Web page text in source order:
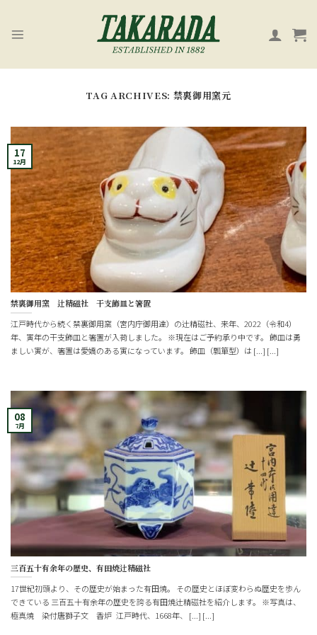
content
TAG ARCHIVES: 禁裏御用窯元
禁裏御用窯 辻精磁社 干支飾皿と箸置
江戸時代から続く禁裏御用窯（宮内庁御用達）の辻精磁社、来年、2022（令和4）
年、寅年の干支飾皿と箸置が入荷しました。 ※現在はご予約承り中です。 飾皿は勇
ましい寅が、箸置は愛嬌のある寅になっています。 飾皿（瓢箪型）は [...] [...]
17
12月
三百五十有余年の歴史、有田焼辻精磁社
17世紀初頭より、その歴史が始まった有田焼。 その歴史とほぼ変わらぬ歴史を歩ん
できている 三百五十有余年の歴史を誇る有田焼辻精磁社を紹介します。 ※写真は、
極真焼 染付唐獅子文 香炉 江戸時代、1668年、 [...] [...]
08
7月